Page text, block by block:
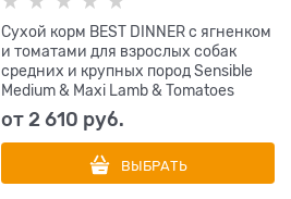
Сухой корм BEST DINNER с ягненком
и томатами для взрослых собак
средних и крупных пород Sensible
Medium & Maxi Lamb & Tomatoes
от2 610 руб.
ВЫБРАТЬ